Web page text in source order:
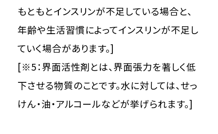
もともとインスリンが不足している場合と、
年齢や生活習慣によってインスリンが不足し
ていく場合があります。]
[※5：界面活性剤とは、界面張力を著しく低
下させる物質のことです。水に対しては、せっ
けん・油・アルコールなどが挙げられます。]